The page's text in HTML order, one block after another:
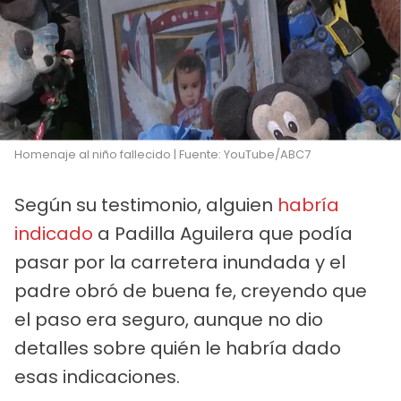
Homenaje al niño fallecido | Fuente: YouTube/ABC7
Según su testimonio, alguien habría
indicado a Padilla Aguilera que podía
pasar por la carretera inundada y el
padre obró de buena fe, creyendo que
el paso era seguro, aunque no dio
detalles sobre quién le habría dado
esas indicaciones.